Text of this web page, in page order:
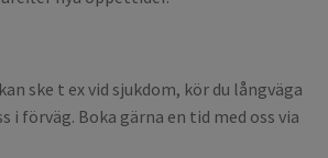
ske t ex vid sjukdom, kör du långväga
i förväg. Boka gärna en tid med oss via